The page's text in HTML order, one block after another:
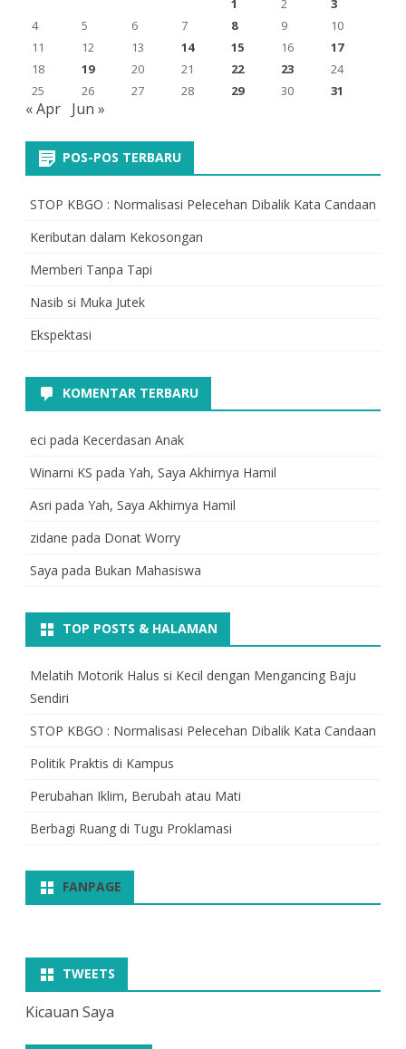
1
2
3
4
5 6 7 8 9
10
11
12 13 14 15 16
17
18
19 20 21 22 23
24
25
26 27 28 29 30 31
« Apr Jun »
POS-POS TERBARU
STOP KBGO : Normalisasi Pelecehan Dibalik Kata Candaan
Keributan dalam Kekosongan
Memberi Tanpa Tapi
Nasib si Muka Jutek
Ekspektasi
KOMENTAR TERBARU
eci pada Kecerdasan Anak
Winarni KS pada Yah, Saya Akhirnya Hamil
Asri pada Yah, Saya Akhirnya Hamil
zidane pada Donat Worry
Saya pada Bukan Mahasiswa
TOP POSTS & HALAMAN
Melatih Motorik Halus si Kecil dengan Mengancing Baju
Sendiri
STOP KBGO : Normalisasi Pelecehan Dibalik Kata Candaan
Politik Praktis di Kampus
Perubahan Iklim, Berubah atau Mati
Berbagi Ruang di Tugu Proklamasi
FANPAGE
TWEETS
Kicauan Saya